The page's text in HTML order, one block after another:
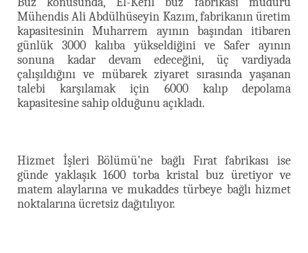
Mühendis Ali Abdülhüseyin Kazım, fabrikanın üretim
kapasitesinin Muharrem ayının başından itibaren
günlük 3000 kalıba yükseldiğini ve Safer ayının
sonuna kadar devam edeceğini, üç vardiyada
çalışıldığını ve mübarek ziyaret sırasında yaşanan
talebi karşılamak için 6000 kalıp depolama
kapasitesine sahip olduğunu açıkladı.
Hizmet İşleri Bölümü'ne bağlı Fırat fabrikası ise
günde yaklaşık 1600 torba kristal buz üretiyor ve
matem alaylarına ve mukaddes türbeye bağlı hizmet
noktalarına ücretsiz dağıtılıyor.